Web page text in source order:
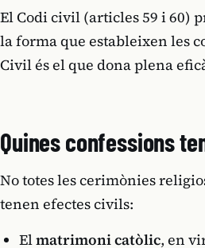
El Codi civil (articles 59 i 60)
la forma que estableixen les
Civil és el que dona plena
Quines confessions
No totes les cerimònies
tenen efectes civils:
Elmatrimoni catòlic, en